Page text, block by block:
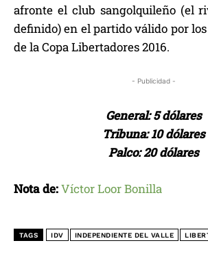
afronte el club sangolquileño (el
definido) en el partido válido por
de la Copa Libertadores 2016.
- Publicidad -
General: 5 dólares
Tribuna: 10 dólares
Palco: 20 dólares
Nota de:Víctor Loor Bonilla
TAGS IDV INDEPENDIENTE DEL VALLE